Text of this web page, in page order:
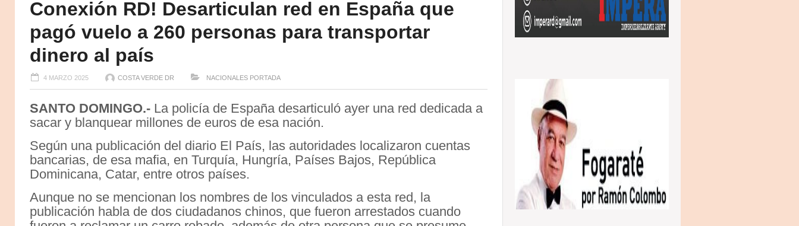
Conexión RD! Desarticulan red en España que
pagó vuelo a 260 personas para transportar
dinero al país
4 MARZO 2025 COSTA VERDE DR NACIONALES PORTADA
SANTO DOMINGO.- La policía de España desarticuló ayer una red dedicada a
sacar y blanquear millones de euros de esa nación.
Según una publicación del diario El País, las autoridades localizaron cuentas
bancarias, de esa mafia, en Turquía, Hungría, Países Bajos, República
Dominicana, Catar, entre otros países.
Aunque no se mencionan los nombres de los vinculados a esta red, la
publicación habla de dos ciudadanos chinos, que fueron arrestados cuando